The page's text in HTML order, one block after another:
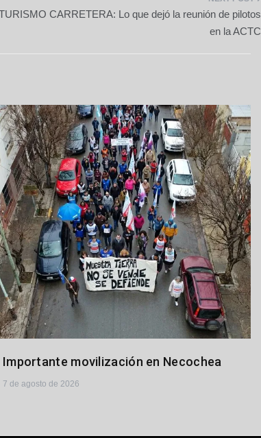
CARRETERA: Lo que dejó la reunión de pilotos
en la ACTC
Importante movilización en Necochea
7 de agosto de 2026